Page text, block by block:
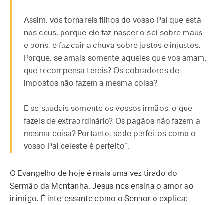
Assim, vos tornareis filhos do vosso Pai que está
nos céus, porque ele faz nascer o sol sobre maus
e bons, e faz cair a chuva sobre justos e injustos.
Porque, se amais somente aqueles que vos amam,
que recompensa tereis? Os cobradores de
impostos não fazem a mesma coisa?
E se saudais somente os vossos irmãos, o que
fazeis de extraordinário? Os pagãos não fazem a
mesma coisa? Portanto, sede perfeitos como o
vosso Pai celeste é perfeito”.
O Evangelho de hoje é mais uma vez tirado do
Sermão da Montanha. Jesus nos ensina o amor ao
inimigo. É interessante como o Senhor o explica: